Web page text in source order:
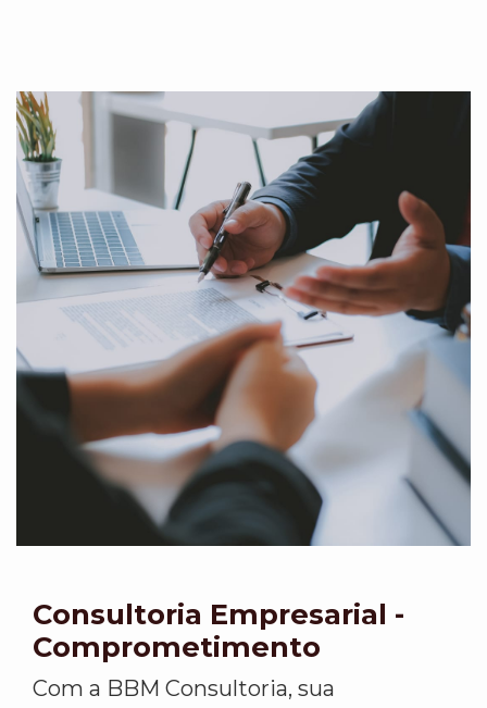
Consultoria Empresarial -
Comprometimento
Com a BBM Consultoria, sua